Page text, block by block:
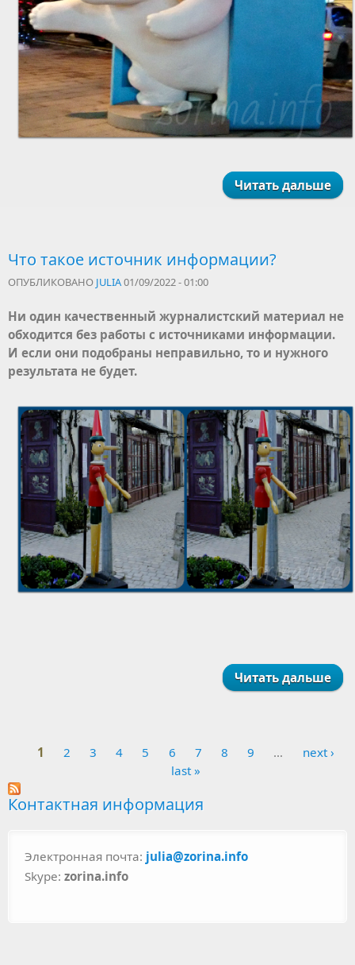
Читать дальше
Что такое источник информации?
ОПУБЛИКОВАНО JULIA01/09/2022 - 01:00
Ни один качественный журналистский материал не
обходится без работы с источниками информации.
И если они подобраны неправильно, то и нужного
результата не будет.
Читать дальше
1 2 3 4 5 6 7 8 9 …
next ›
last »
Контактная информация
Электронная почта: julia@zorina.info
Skype: zorina.info